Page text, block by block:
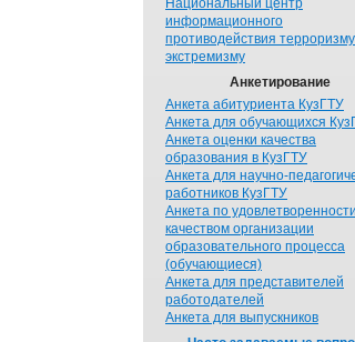
Национальный центр
информационного
противодействия
экстремизму
Анкетирование
Анкета абитуриента КузГТУ
Анкета для обучающихся
Анкета оценки качества
образования в КузГТУ
Анкета для научно-
работников КузГТУ
Анкета по
качеством организации
образовательного процесса
(обучающиеся)
Анкета для представителей
работодателей
Анкета для выпускников